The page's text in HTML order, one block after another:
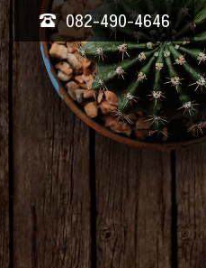
082-490-4646